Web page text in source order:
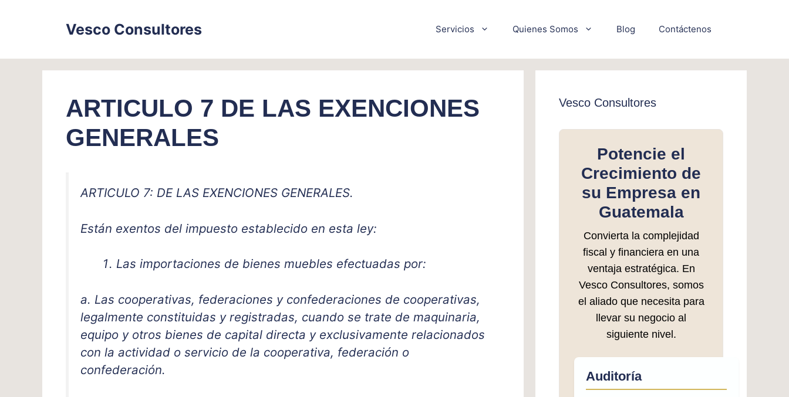
Vesco Consultores Servicios Quienes Somos Blog Contáctenos
ARTICULO 7 DE LAS EXENCIONES
GENERALES
ARTICULO 7: DE LAS EXENCIONES GENERALES.
Están exentos del impuesto establecido en esta ley:
Las importaciones de bienes muebles efectuadas por:
a. Las cooperativas, federaciones y confederaciones de cooperativas,
legalmente constituidas y registradas, cuando se trate de maquinaria,
equipo y otros bienes de capital directa y exclusivamente relacionados
con la actividad o servicio de la cooperativa, federación o
confederación.
Vesco Consultores
Potencie el
Crecimiento de
su Empresa en
Guatemala
Convierta la complejidad
fiscal y financiera en una
ventaja estratégica. En
Vesco Consultores, somos
el aliado que necesita para
llevar su negocio al
siguiente nivel.
Auditoría